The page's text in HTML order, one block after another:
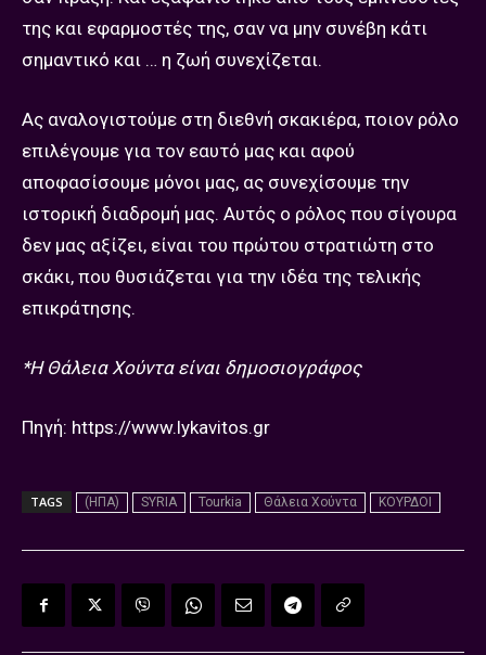
της και εφαρμοστές της, σαν να μην συνέβη κάτι
σημαντικό και … η ζωή συνεχίζεται.
Ας αναλογιστούμε στη διεθνή σκακιέρα, ποιον ρόλο
επιλέγουμε για τον εαυτό μας και αφού
αποφασίσουμε μόνοι μας, ας συνεχίσουμε την
ιστορική διαδρομή μας. Αυτός ο ρόλος που σίγουρα
δεν μας αξίζει, είναι του πρώτου στρατιώτη στο
σκάκι, που θυσιάζεται για την ιδέα της τελικής
επικράτησης.
*H Θάλεια Χούντα είναι δημοσιογράφος
Πηγή: https://www.lykavitos.gr
TAGS (ΗΠΑ) SYRIA Tourkia Θάλεια Χούντα ΚΟΥΡΔΟΙ